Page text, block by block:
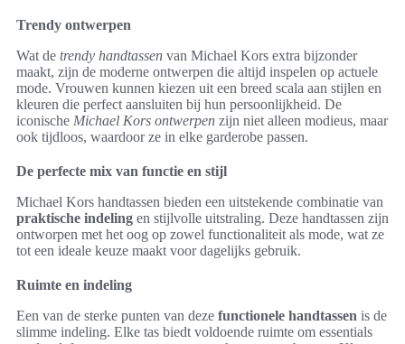
Trendy ontwerpen
Wat de trendy handtassen van Michael Kors extra bijzonder
maakt, zijn de moderne ontwerpen die altijd inspelen op actuele
mode. Vrouwen kunnen kiezen uit een breed scala aan stijlen en
kleuren die perfect aansluiten bij hun persoonlijkheid. De
iconische Michael Kors ontwerpen zijn niet alleen modieus, maar
ook tijdloos, waardoor ze in elke garderobe passen.
De perfecte mix van functie en stijl
Michael Kors handtassen bieden een uitstekende combinatie van
praktische indeling en stijlvolle uitstraling. Deze handtassen zijn
ontworpen met het oog op zowel functionaliteit als mode, wat ze
tot een ideale keuze maakt voor dagelijks gebruik.
Ruimte en indeling
Een van de sterke punten van deze functionele handtassen is de
slimme indeling. Elke tas biedt voldoende ruimte om essentials